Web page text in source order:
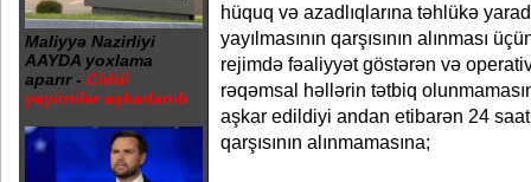
Maliyyə Nazirliyi
AAYDA yoxlama
aparır - Ciddi
yeyintilər aşkarlanıb
hüquq və azadlıqlarına təhlükə
yayılmasının qarşısının alınması
rejimdə fəaliyyət göstərən və
rəqəmsal həllərin tətbiq
aşkar edildiyi andan etibarən 24 saat
qarşısının alınmamasına;